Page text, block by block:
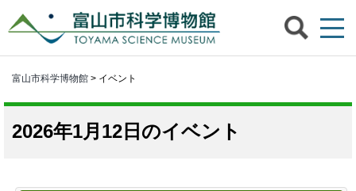
富山市科学博物館 > イベント
2026年1月12日のイベント